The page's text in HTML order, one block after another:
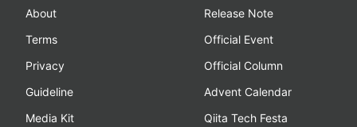
About
Terms
Privacy
Guideline
Media Kit
Release Note
Official Event
Official Column
Advent Calendar
Qiita Tech Festa